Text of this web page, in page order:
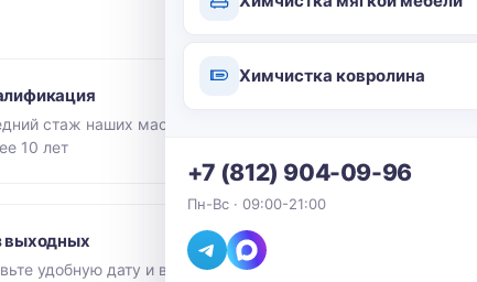
Химчистка ковролина
+7 (812) 904-09-96
Пн-Вс · 09:00-21:00
стаж наших мастеров -
10 лет
выходных
удобную дату и время